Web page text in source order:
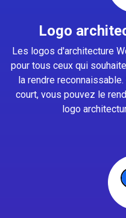
Logo
Les logos d'architecture
pour tous ceux qui
la rendre
court, vous pouvez le
logo